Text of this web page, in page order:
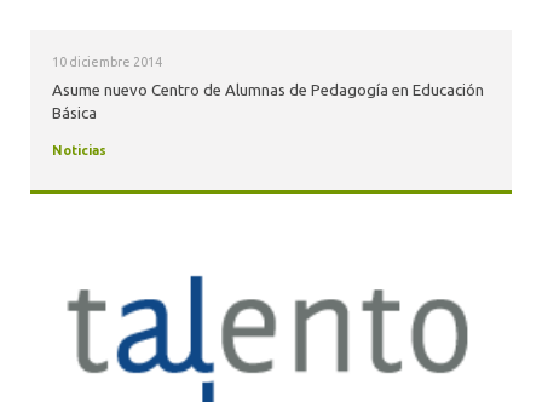
10 diciembre 2014
Asume nuevo Centro de Alumnas de Pedagogía en Educación
Básica
Noticias